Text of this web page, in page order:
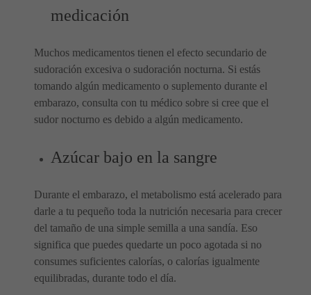
medicación
Muchos medicamentos tienen el efecto secundario de
sudoración excesiva o sudoración nocturna. Si estás
tomando algún medicamento o suplemento durante el
embarazo, consulta con tu médico sobre si cree que el
sudor nocturno es debido a algún medicamento.
Azúcar bajo en la sangre
Durante el embarazo, el metabolismo está acelerado para
darle a tu pequeño toda la nutrición necesaria para crecer
del tamaño de una simple semilla a una sandía. Eso
significa que puedes quedarte un poco agotada si no
consumes suficientes calorías, o calorías igualmente
equilibradas, durante todo el día.